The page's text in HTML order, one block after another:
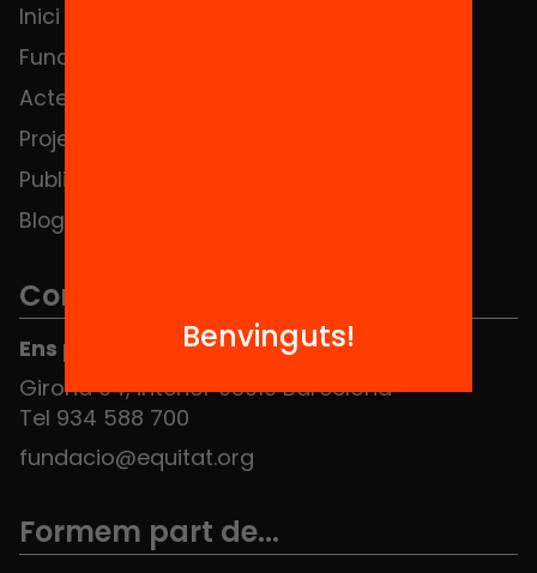
Inici
Fundació
Actes
Projectes
Publicacions i vídeos
Blog
Contacte
Ens pots trobar al Hub Social
Girona 34, interior 08010 Barcelona
Tel 934 588 700
fundacio@equitat.org
Formem part de...
Benvinguts!